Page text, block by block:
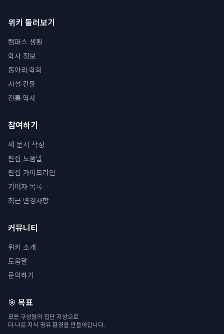
위키 둘러보기
캠퍼스 생활
학사 정보
동아리·학회
시설·건물
전통·역사
참여하기
새 문서 작성
편집 도움말
편집 가이드라인
기여자 목록
최근 변경사항
커뮤니티
위키 소개
도움말
문의하기
🎯 목표
모든 구성원의 집단 지성으로
더 나은 지식 공유 환경을 만들어갑니다.